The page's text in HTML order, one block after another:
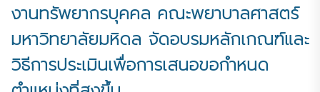
งานทรัพยากรบุคคล คณะพยาบาลศาสตร์
มหาวิทยาลัยมหิดล จัดอบรมหลักเกณฑ์และ
วิธีการประเมินเพื่อการเสนอขอกำหนด